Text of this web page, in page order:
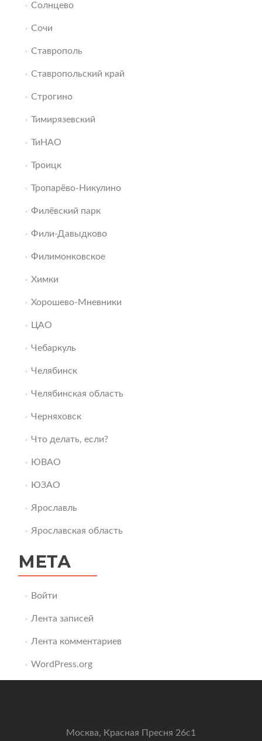
Солнцево
Сочи
Ставрополь
Ставропольский край
Строгино
Тимирязевский
ТиНАО
Троицк
Тропарёво-Никулино
Филёвский парк
Фили-Давыдково
Филимонковское
Химки
Хорошево-Мневники
ЦАО
Чебаркуль
Челябинск
Челябинская область
Черняховск
Что делать, если?
ЮВАО
ЮЗАО
Ярославль
Ярославская область
МЕТА
Войти
Лента записей
Лента комментариев
WordPress.org
Москва, Красная Пресня 26с1